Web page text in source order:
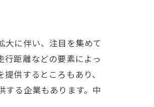
大に伴い、注目を集めて
距離などの要素によっ
供するところもあり、
する企業もあります。中